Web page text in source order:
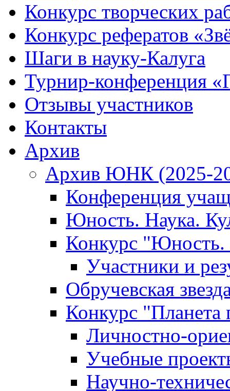
Конкурс творческих
Конкурс рефератов
Шаги в науку-Калуга
Турнир-конференция
Отзывы участников
Контакты
Архив
Архив ЮНК (2025-
Конференция
Юность. Наука.
Конкурс "Юность.
Участники и
Обручевская
Конкурс "Планета
Личностно-
Учебные
Научно-